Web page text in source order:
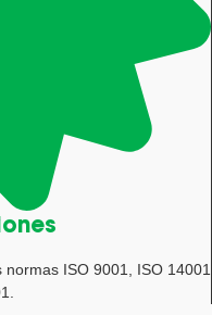
ISO 9001, ISO 14001